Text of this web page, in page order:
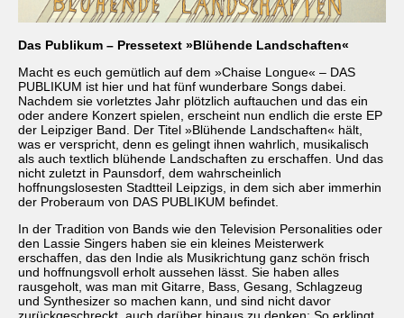
Das Publikum – Pressetext »Blühende Landschaften«
Macht es euch gemütlich auf dem »Chaise Longue« – DAS
PUBLIKUM ist hier und hat fünf wunderbare Songs dabei.
Nachdem sie vorletztes Jahr plötzlich auftauchen und das ein
oder andere Konzert spielen, erscheint nun endlich die erste EP
der Leipziger Band. Der Titel »Blühende Landschaften« hält,
was er verspricht, denn es gelingt ihnen wahrlich, musikalisch
als auch textlich blühende Landschaften zu erschaffen. Und das
nicht zuletzt in Paunsdorf, dem wahrscheinlich
hoffnungslosesten Stadtteil Leipzigs, in dem sich aber immerhin
der Proberaum von DAS PUBLIKUM befindet.
In der Tradition von Bands wie den Television Personalities oder
den Lassie Singers haben sie ein kleines Meisterwerk
erschaffen, das den Indie als Musikrichtung ganz schön frisch
und hoffnungsvoll erholt aussehen lässt. Sie haben alles
rausgeholt, was man mit Gitarre, Bass, Gesang, Schlagzeug
und Synthesizer so machen kann, und sind nicht davor